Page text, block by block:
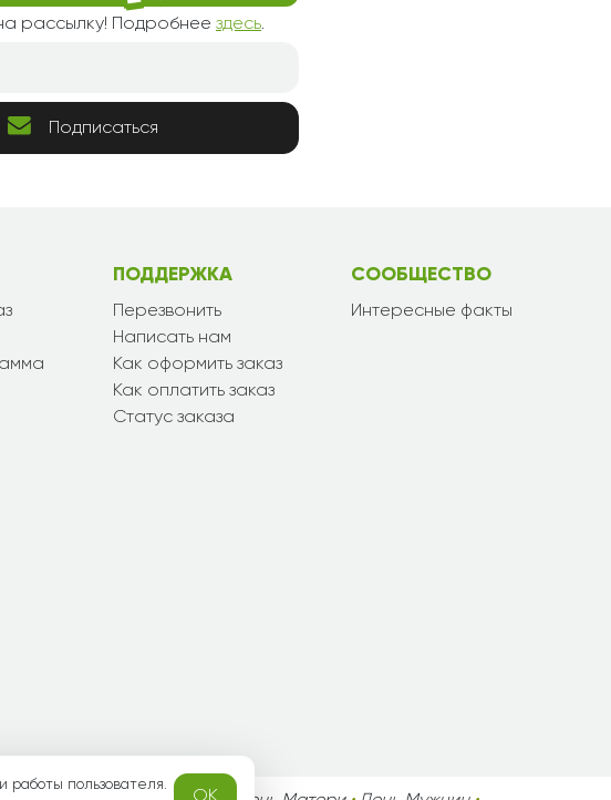
рассылку! Подробнее здесь.
Подписаться
ПОДДЕРЖКА
Перезвонить
Написать нам
Как оформить заказ
Как оплатить заказ
Статус заказа
СООБЩЕСТВО
Интересные факты
пользователя.